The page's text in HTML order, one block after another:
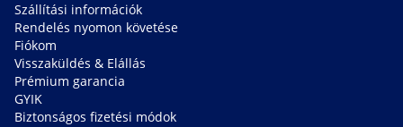
Szállítási információk
Rendelés nyomon követése
Fiókom
Visszaküldés & Elállás
Prémium garancia
GYIK
Biztonságos fizetési módok